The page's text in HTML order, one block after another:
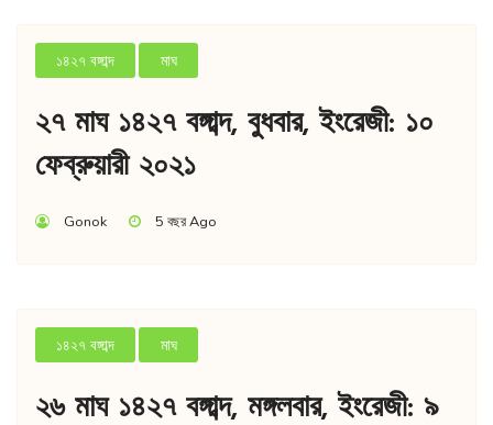
১৪২৭ বঙ্গাব্দ মাঘ
২৭ মাঘ ১৪২৭ বঙ্গাব্দ, বুধবার, ইংরেজী: ১০
ফেব্রুয়ারী ২০২১
Gonok 5 বছর Ago
১৪২৭ বঙ্গাব্দ মাঘ
২৬ মাঘ ১৪২৭ বঙ্গাব্দ, মঙ্গলবার, ইংরেজী: ৯